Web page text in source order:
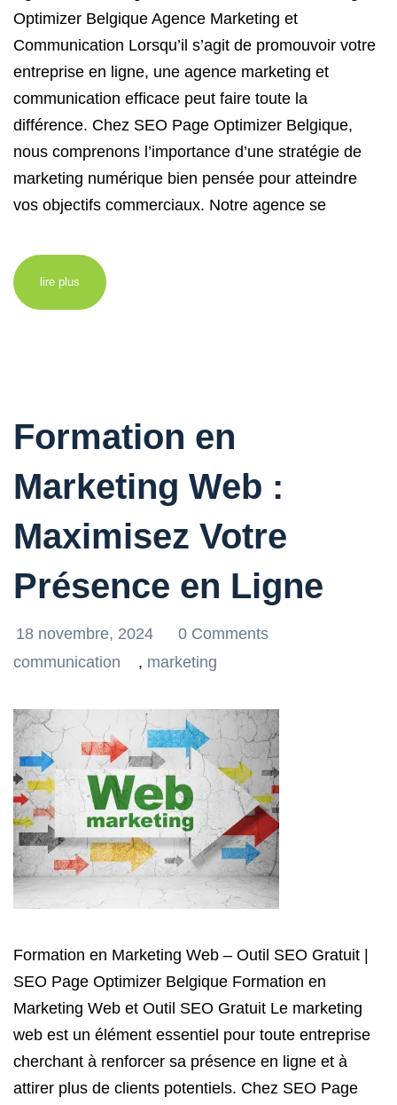
Optimizer Belgique Agence Marketing et
Communication Lorsqu’il s’agit de promouvoir votre
entreprise en ligne, une agence marketing et
communication efficace peut faire toute la
différence. Chez SEO Page Optimizer Belgique,
nous comprenons l’importance d’une stratégie de
marketing numérique bien pensée pour atteindre
vos objectifs commerciaux. Notre agence se
lire plus
Formation en
Marketing Web :
Maximisez Votre
Présence en Ligne
18 novembre, 2024
0 Comments
communication
, marketing
Formation en Marketing Web – Outil SEO Gratuit |
SEO Page Optimizer Belgique Formation en
Marketing Web et Outil SEO Gratuit Le marketing
web est un élément essentiel pour toute entreprise
cherchant à renforcer sa présence en ligne et à
attirer plus de clients potentiels. Chez SEO Page